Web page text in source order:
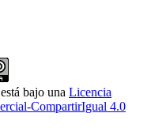
bajo una Licencia
CompartirIgual 4.0